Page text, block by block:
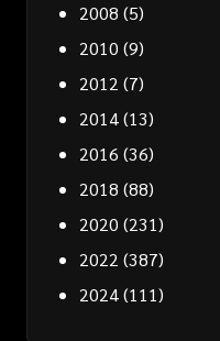
2008 (5)
2010 (9)
2012 (7)
2014(13)
2016 (36)
2018 (88)
2020 (231)
2022 (387)
2024(111)